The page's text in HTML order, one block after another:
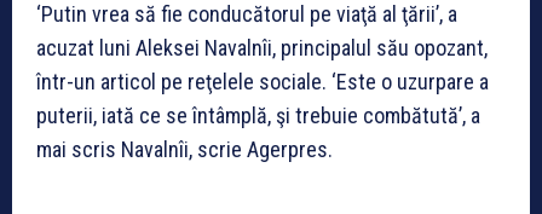
‘Putin vrea să fie conducătorul pe viaţă al ţării’, a
acuzat luni Aleksei Navalnîi, principalul său opozant,
într-un articol pe reţelele sociale. ‘Este o uzurpare a
puterii, iată ce se întâmplă, şi trebuie combătută’, a
mai scris Navalnîi, scrie Agerpres.